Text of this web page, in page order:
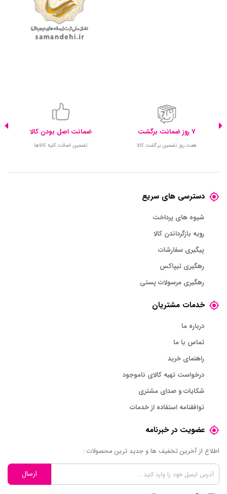
7 روز ضمانت برگشت
هفت روز تضمین برگشت کالا
ضمانت اصل بودن کالا
تضمین اصالت کلیه کالاها
دسترسی های سریع
شیوه های پرداخت
رویه بازگرداندن کالا
پیگیری سفارشات
رهگیری تیپاکس
رهگیری مرسولات پستی
خدمات مشتریان
درباره ما
تماس با ما
راهنمای خرید
درخواست تهیه کالای ناموجود
شکایات و صدای مشتری
توافقنامه استفاده از خدمات
عضویت در خبرنامه
اطلاع از آخرین تخفیف ها و جدید ترین محصولات :
ارسال